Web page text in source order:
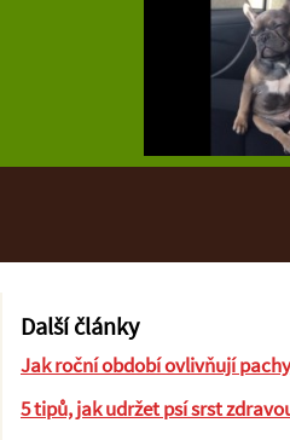
Další články
Jak roční období ovlivňují
5 tipů, jak udržet psí srst